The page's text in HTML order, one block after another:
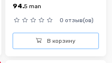
94.5 man
0 отзыв(ов)
В корзину